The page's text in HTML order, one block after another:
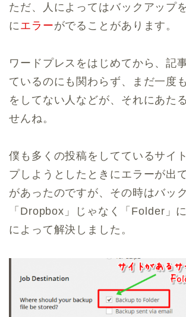
ただ、人によってはバックアップ
に エラーがでることがあります。
ワードプレスをはじめてから、記
ているのにも関わらず、まだ一度
をしてない人などが、それにあた
せんね。
僕も多くの投稿をしてているサイ
プしようとしたときにエラーが出
があったのですが、その時はバッ
「Dropbox」じゃなく
「Folder」
によって解決しました。